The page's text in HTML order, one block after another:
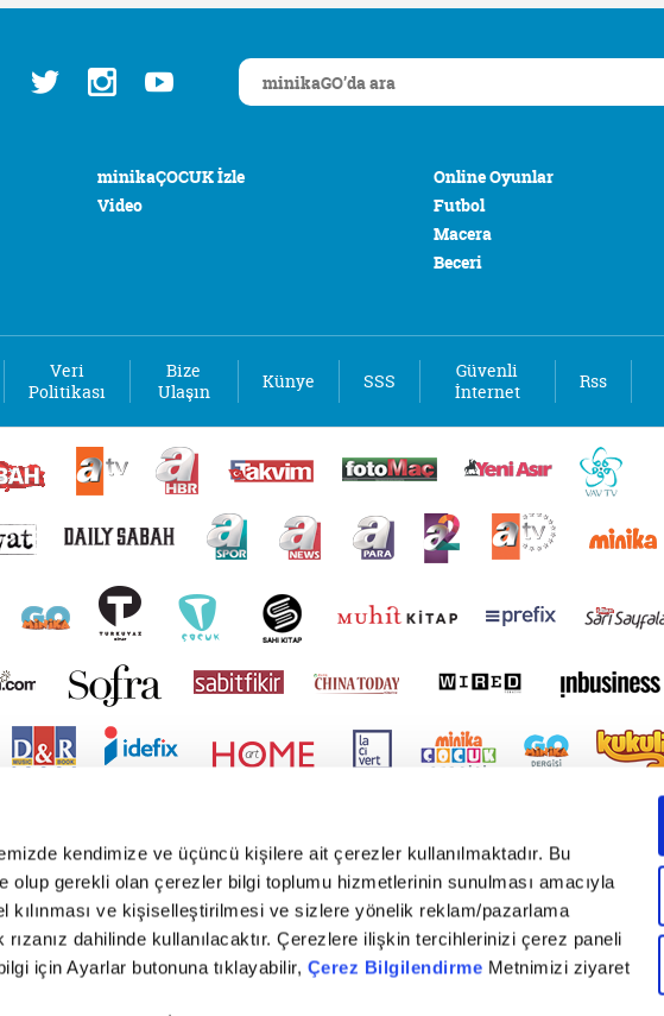
kendimize ve üçüncü kişilere ait çerezler kullanılmaktadır. Bu
gerekli olan çerezler bilgi toplumu hizmetlerinin sunulması amacıyla
kılınması ve kişiselleştirilmesi ve sizlere yönelik reklam/pazarlama
rızanız dahilinde kullanılacaktır. Çerezlere ilişkin tercihlerinizi çerez paneli
için Ayarlar butonuna tıklayabilir, Çerez Bilgilendirme Metnimizi ziyaret
minikaÇOCUK İzle
Video
Online Oyunlar
Futbol
Macera
Beceri
Veri
Politikası
Bize
Ulaşın
Künye SSS
Güvenli
İnternet
Rss
Copyright © 2026 Tüm hakları saklıdır. TURKUVAZ HABERLEŞME VE YAYINCILIK ANONİM ŞİRKETİ